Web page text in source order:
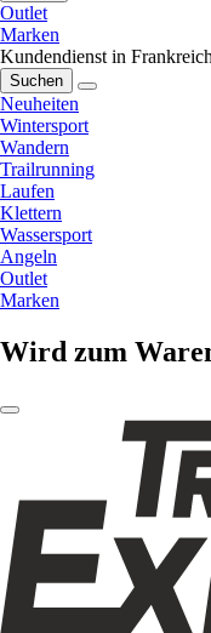
Outlet
Marken
Kundendienst in Frankreich
Suchen
Neuheiten
Wintersport
Wandern
Trailrunning
Laufen
Klettern
Wassersport
Angeln
Outlet
Marken
Wird zum